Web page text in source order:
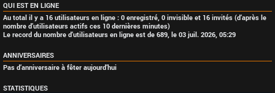
QUI EST EN LIGNE
Au total il y a 16 utilisateurs en ligne : 0 enregistré, 0 invisible et 16 invités (d’après le
nombre d’utilisateurs actifs ces 10 dernières minutes)
Le record du nombre d’utilisateurs en ligne est de 689 , le 03 juil. 2026, 05:29
ANNIVERSAIRES
Pas d’anniversaire à fêter aujourd’hui
STATISTIQUES